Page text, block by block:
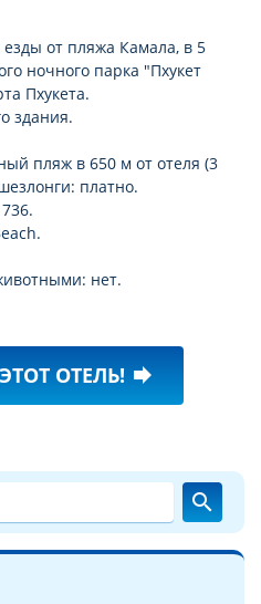
от пляжа Камала, в 5
ночного парка "Пхукет
Пхукета.
здания.
пляж в 650 м от отеля (3
платно.
нет.
ОТЕЛЬ! forward
search